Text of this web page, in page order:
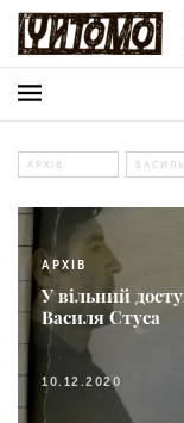
АРХІВ
АРХІВ
У вільний
Василя Стуса
10.12.2020